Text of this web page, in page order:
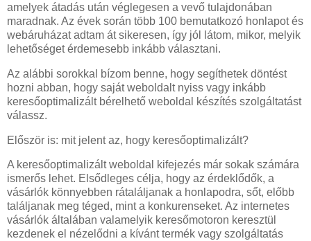
amelyek átadás után véglegesen a vevő tulajdonában
maradnak. Az évek során több 100 bemutatkozó honlapot és
webáruházat adtam át sikeresen, így jól látom, mikor, melyik
lehetőséget érdemesebb inkább választani.
Az alábbi sorokkal bízom benne, hogy segíthetek döntést
hozni abban, hogy saját weboldalt nyiss vagy inkább
keresőoptimalizált bérelhető weboldal készítés szolgáltatást
válassz.
Először is: mit jelent az, hogy keresőoptimalizált?
A keresőoptimalizált weboldal kifejezés már sokak számára
ismerős lehet. Elsődleges célja, hogy az érdeklődők, a
vásárlók könnyebben rátaláljanak a honlapodra, sőt, előbb
találjanak meg téged, mint a konkurenseket. Az internetes
vásárlók általában valamelyik keresőmotoron keresztül
kezdenek el nézelődni a kívánt termék vagy szolgáltatás